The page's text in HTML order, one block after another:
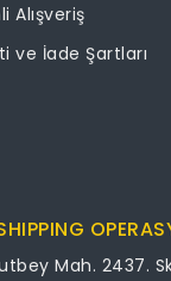
Alışveriş
ve İade Şartları
Mah. 2437.